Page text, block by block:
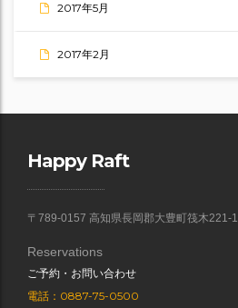
2017年5月
2017年2月
Happy Raft
〒789-0157 高知県長岡郡大豊町筏木221-1
Reservations
ご予約・お問い合わせ
電話：0887-75-0500